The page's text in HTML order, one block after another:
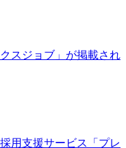
スジョブ」が掲載され
用支援サービス「プレ